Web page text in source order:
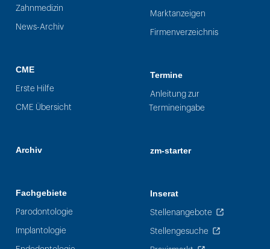
Zahnmedizin
News-Archiv
CME
Erste Hilfe
CME Übersicht
Archiv
Fachgebiete
Parodontologie
Implantologie
Marktanzeigen
Firmenverzeichnis
Termine
Anleitung zur
Termineingabe
zm-starter
Inserat
Stellenangebote
Stellengesuche